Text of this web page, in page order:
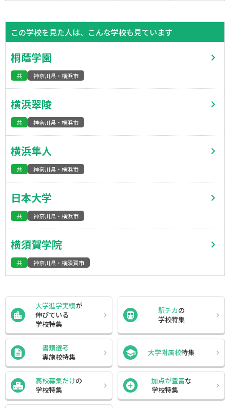
この学校を見た人は、こんな学校も見ています
桐蔭学園
共 神奈川県・横浜市
横浜翠陵
共 神奈川県・横浜市
横浜隼人
共 神奈川県・横浜市
日本大学
共 神奈川県・横浜市
横須賀学院
共 神奈川県・横須賀市
大学進学実績が
伸びている
学校特集
駅チカの
学校特集
書類選考
実施校特集
大学附属校特集
高校募集だけの
学校特集
加点が豊富な
学校特集